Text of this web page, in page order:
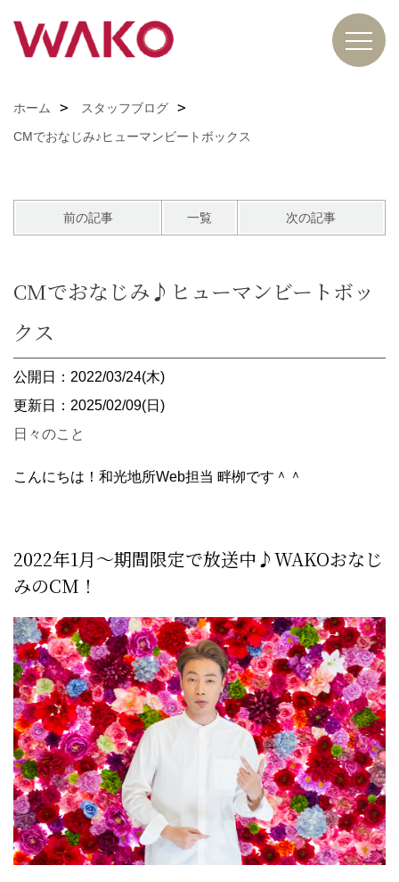
ホーム
スタッフブログ
CMでおなじみ♪ヒューマンビートボックス
前の記事 一覧 次の記事
CMでおなじみ♪ヒューマンビートボッ
クス
公開日：2022/03/24(木)
更新日：2025/02/09(日)
日々のこと
こんにちは！和光地所Web担当 畔栁です＾＾
2022年1月～期間限定で放送中♪WAKOおなじ
みのCM！